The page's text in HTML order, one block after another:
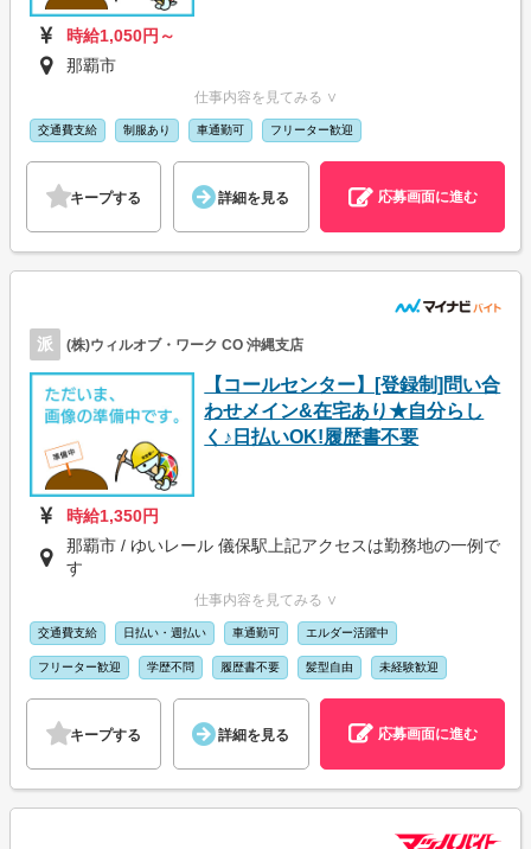
時給1,050円～
那覇市
仕事内容を見てみる ∨
交通費支給 制服あり 車通勤可 フリーター歓迎
キープする 詳細を見る 応募画面に進む
派 (株)ウィルオブ・ワーク CO 沖縄支店
【コールセンター】[登録制]問い合
わせメイン&在宅あり★自分らし
く♪日払いOK!履歴書不要
時給1,350円
那覇市 / ゆいレール 儀保駅上記アクセスは勤務地の一例で
す
仕事内容を見てみる ∨
交通費支給 日払い・週払い 車通勤可 エルダー活躍中
フリーター歓迎 学歴不問 履歴書不要 髪型自由 未経験歓迎
キープする 詳細を見る 応募画面に進む